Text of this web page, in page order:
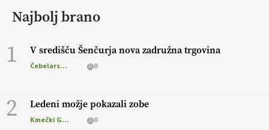
Najbolj brano
1 V središču Šenčurja nova zadružna trgovina
Čebelarstvo 0
2 Ledeni možje pokazali zobe
Kmečki Glas 0